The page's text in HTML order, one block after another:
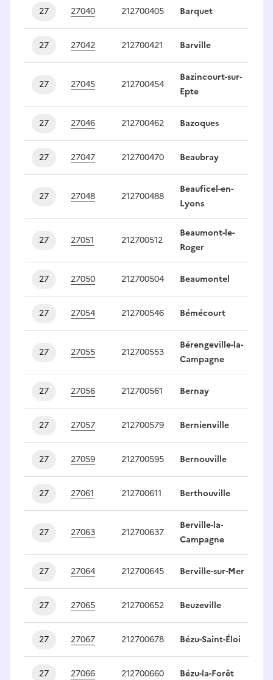
27 27040 212700405 Barquet
27 27042 212700421 Barville
27 27045 212700454
Bazincourt-sur-
Epte
27 27046 212700462 Bazoques
27 27047 212700470 Beaubray
27 27048 212700488
Beauficel-en-
Lyons
27 27051 212700512
Beaumont-le-
Roger
27 27050 212700504 Beaumontel
27 27054 212700546 Bémécourt
27 27055 212700553
Bérengeville-la-
Campagne
27 27056 212700561 Bernay
27 27057 212700579 Bernienville
27 27059 212700595 Bernouville
27 27061 212700611 Berthouville
27 27063 212700637
Berville-la-
Campagne
27 27064 212700645 Berville-sur-Mer
27 27065 212700652 Beuzeville
27 27067 212700678 Bézu-Saint-Éloi
27 27066 212700660 Bézu-la-Forêt